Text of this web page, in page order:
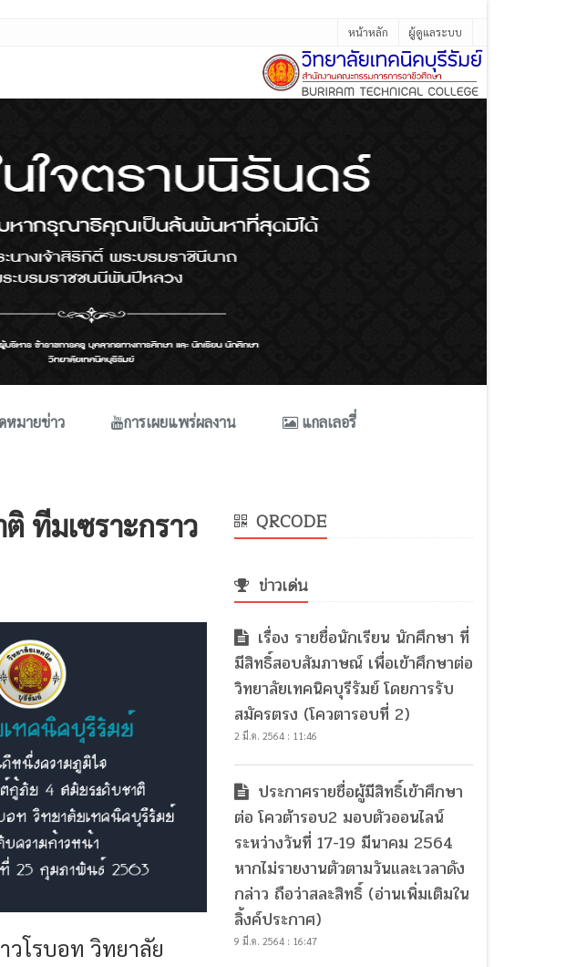
หน้าหลัก ผู้ดูแลระบบ
หมายข่าว การเผยแพร่ผลงาน แกลเลอรี่
ทีมเซราะกราว
โรบอท วิทยาลัย
QRCODE
ข่าวเด่น
เรื่อง รายชื่อนักเรียน นักศึกษา ที่
มีสิทธิ์สอบสัมภาษณ์ เพื่อเข้าศึกษาต่อ
วิทยาลัยเทคนิคบุรีรัมย์ โดยการรับ
สมัครตรง (โควตารอบที่ 2)
2 มี.ค. 2564 : 11:46
ประกาศรายชื่อผู้มีสิทธิ์เข้าศึกษา
ต่อ โควต้ารอบ2 มอบตัวออนไลน์
ระหว่างวันที่ 17-19 มีนาคม 2564
หากไม่รายงานตัวตามวันและเวลาดัง
กล่าว ถือว่าสละสิทธิ์ (อ่านเพิ่มเติมใน
ลิ้งค์ประกาศ)
9 มี.ค. 2564 : 16:47